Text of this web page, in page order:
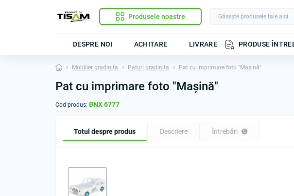
Produsele noastre
DESPRE NOI ACHITARE LIVRARE PRODUSE
Mobilier gradinita Paturi gradinita Pat cu imprimare foto "Mașină"
Pat cu imprimare foto "Mașină"
Cod produs: BNX 6777
Totul despre produs Descriere Întrebări 0